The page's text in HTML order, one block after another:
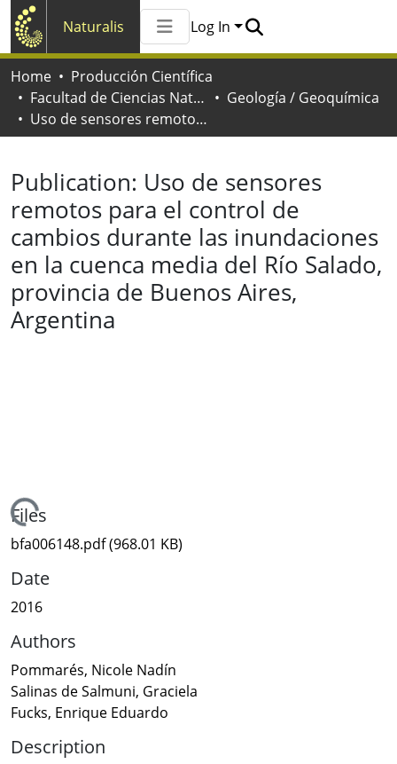
Naturalis
All of Naturalis
Log In
Home
Producción Científica
Facultad de Ciencias Naturales y Museo
Geología / Geoquímica
Uso de sensores remotos para el control de cambios durante las inundaciones en la cuenca media del Río Salado, provincia de Buenos Aires, Argentina
Publication: Uso de sensores
remotos para el control de
cambios durante las inundaciones
en la cuenca media del Río Salado,
provincia de Buenos Aires,
Argentina
Loading...
Files
bfa006148.pdf(968.01 KB)
Date
2016
Authors
Pommarés, Nicole Nadín
Salinas de Salmuni, Graciela
Fucks, Enrique Eduardo
Description